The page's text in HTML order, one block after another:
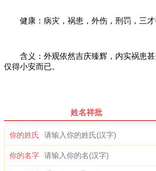
健康：病灾，祸患，外伤，刑罚，三才
含义：外观依然吉庆臻辉，内实祸患甚
仅得小安而已。
姓名祥批
你的姓氏
你的名字